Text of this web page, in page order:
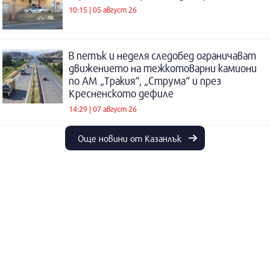
10:15 | 05 август 26
В петък и неделя следобед ограничават
движението на тежкотоварни камиони
по АМ „Тракия“, „Струма“ и през
Кресненското дефиле
14:29 | 07 август 26
Още новини от Казанлък